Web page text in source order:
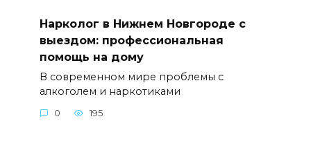
Нарколог в Нижнем Новгороде с
выездом: профессиональная
помощь на дому
В современном мире проблемы с
алкоголем и наркотиками
0 195